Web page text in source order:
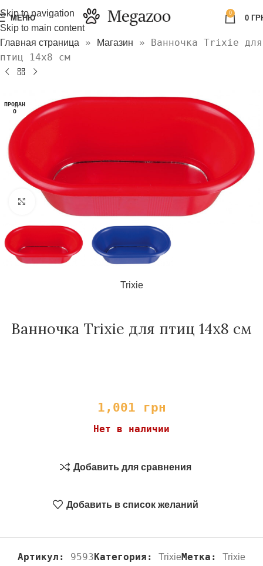
Skip to navigation
Skip to main content
МЕНЮ
0
0
Главная страница » Магазин » Ванночка Trixie для
птиц 14х8 см
ПРОДАН
О
Нажмите, чтобы увеличить
Trixie
Ванночка Trixie для птиц 14х8 см
1,001 грн
Нет в наличии
Добавить для сравнения
Добавить в список желаний
Артикул: 9593 Категория: TrixieМетка: Trixie